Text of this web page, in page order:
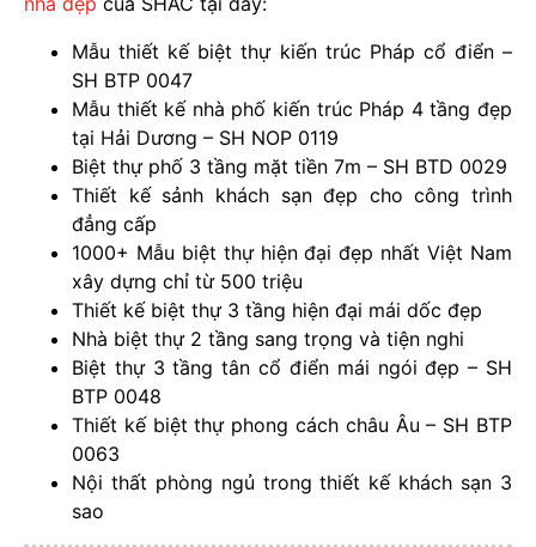
Mẫu thiết kế biệt thự kiến trúc Pháp cổ điển –
SH BTP 0047
Mẫu thiết kế nhà phố kiến trúc Pháp 4 tầng đẹp
tại Hải Dương – SH NOP 0119
Biệt thự phố 3 tầng mặt tiền 7m – SH BTD 0029
Thiết kế sảnh khách sạn đẹp cho công trình
đẳng cấp
1000+ Mẫu biệt thự hiện đại đẹp nhất Việt Nam
xây dựng chỉ từ 500 triệu
Thiết kế biệt thự 3 tầng hiện đại mái dốc đẹp
Nhà biệt thự 2 tầng sang trọng và tiện nghi
Biệt thự 3 tầng tân cổ điển mái ngói đẹp – SH
BTP 0048
Thiết kế biệt thự phong cách châu Âu – SH BTP
0063
Nội thất phòng ngủ trong thiết kế khách sạn 3
sao